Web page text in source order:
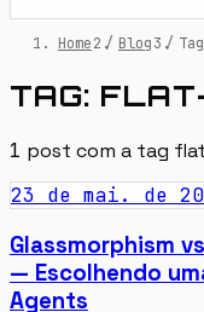
Home / Blog /
TAG:
1 post com a tag
23 de mai. de
Glassmorphism
— Escolhendo
Agents